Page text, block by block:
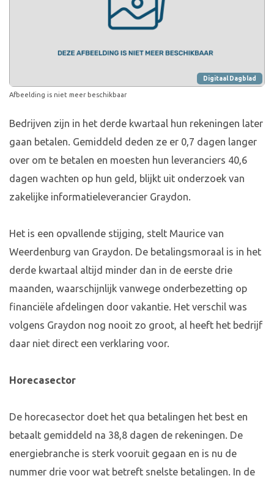
Digitaal Dagblad
Afbeelding is niet meer beschikbaar
Bedrijven zijn in het derde kwartaal hun rekeningen later
gaan betalen. Gemiddeld deden ze er 0,7 dagen langer
over om te betalen en moesten hun leveranciers 40,6
dagen wachten op hun geld, blijkt uit onderzoek van
zakelijke informatieleverancier Graydon.
Het is een opvallende stijging, stelt Maurice van
Weerdenburg van Graydon. De betalingsmoraal is in het
derde kwartaal altijd minder dan in de eerste drie
maanden, waarschijnlijk vanwege onderbezetting op
financiële afdelingen door vakantie. Het verschil was
volgens Graydon nog nooit zo groot, al heeft het bedrijf
daar niet direct een verklaring voor.
Horecasector
De horecasector doet het qua betalingen het best en
betaalt gemiddeld na 38,8 dagen de rekeningen. De
energiebranche is sterk vooruit gegaan en is nu de
nummer drie voor wat betreft snelste betalingen. In de